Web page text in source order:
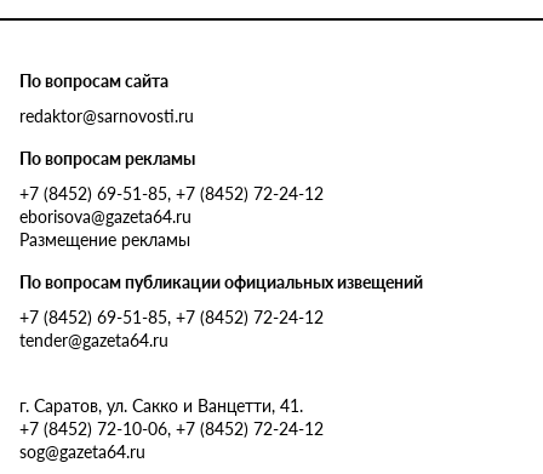
По вопросам сайта
redaktor@sarnovosti.ru
По вопросам рекламы
+7 (8452) 69-51-85, +7 (8452) 72-24-12
eborisova@gazeta64.ru
Размещение рекламы
По вопросам публикации официальных извещений
+7 (8452) 69-51-85, +7 (8452) 72-24-12
tender@gazeta64.ru
г. Саратов, ул. Сакко и Ванцетти, 41.
+7 (8452) 72-10-06, +7 (8452) 72-24-12
sog@gazeta64.ru